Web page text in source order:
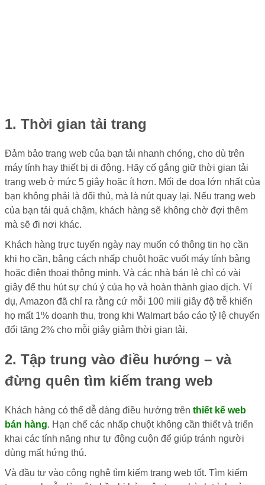
1. Thời gian tải trang
Đảm bảo trang web của bạn tải nhanh chóng, cho dù trên
máy tính hay thiết bị di động. Hãy cố gắng giữ thời gian tải
trang web ở mức 5 giây hoặc ít hơn. Mối đe dọa lớn nhất của
bạn không phải là đối thủ, mà là nút quay lại. Nếu trang web
của bạn tải quá chậm, khách hàng sẽ không chờ đợi thêm
mà sẽ đi nơi khác.
Khách hàng trực tuyến ngày nay muốn có thông tin họ cần
khi họ cần, bằng cách nhấp chuột hoặc vuốt máy tính bảng
hoặc điện thoại thông minh. Và các nhà bán lẻ chỉ có vài
giây để thu hút sự chú ý của họ và hoàn thành giao dịch. Ví
dụ, Amazon đã chỉ ra rằng cứ mỗi 100 mili giây độ trễ khiến
họ mất 1% doanh thu, trong khi Walmart báo cáo tỷ lệ chuyển
đổi tăng 2% cho mỗi giây giảm thời gian tải.
2. Tập trung vào điều hướng – và
đừng quên tìm kiếm trang web
Khách hàng có thể dễ dàng điều hướng trên thiết kế web
bán hàng. Hạn chế các nhấp chuột không cần thiết và triển
khai các tính năng như tự động cuộn để giúp tránh người
dùng mất hứng thú.
Và đầu tư vào công nghệ tìm kiếm trang web tốt. Tìm kiếm